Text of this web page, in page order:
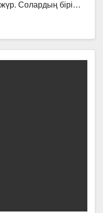
жүр. Солардың бірі…